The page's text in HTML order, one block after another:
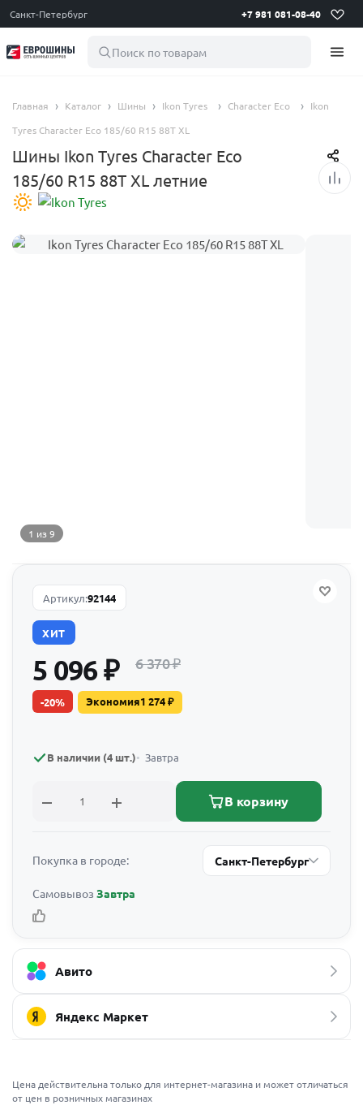
Санкт-Петербург +7 981 081-08-40
Поиск по товарам
Главная Каталог Шины Ikon Tyres Character Eco
Ikon
Tyres Character Eco 185/60 R15 88T XL
Шины Ikon Tyres Character Eco
185/60 R15 88T XL летние
1 из 9
Артикул:92144
ХИТ
5 096₽ 6 370₽
-20% Экономия1 274₽
В наличии (4 шт.) Завтра
В корзину
Покупка в городе: Санкт-Петербург
Самовывоз Завтра
Авито
Яндекс Маркет
Цена действительна только для интернет-магазина и может отличаться
от цен в розничных магазинах